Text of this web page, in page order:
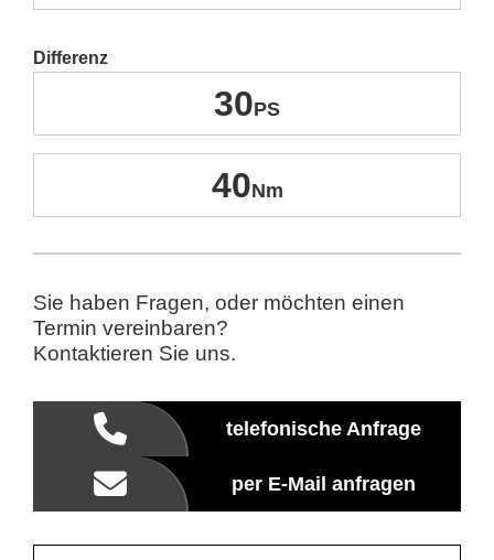
Differenz
30
40
Sie haben Fragen, oder möchten einen
Termin vereinbaren?
Kontaktieren Sie uns.
telefonische Anfrage
per E-Mail anfragen